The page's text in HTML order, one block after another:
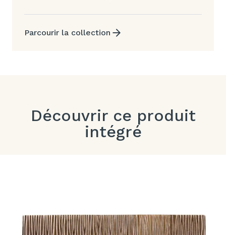
Parcourir la collection
Découvrir ce produit
intégré